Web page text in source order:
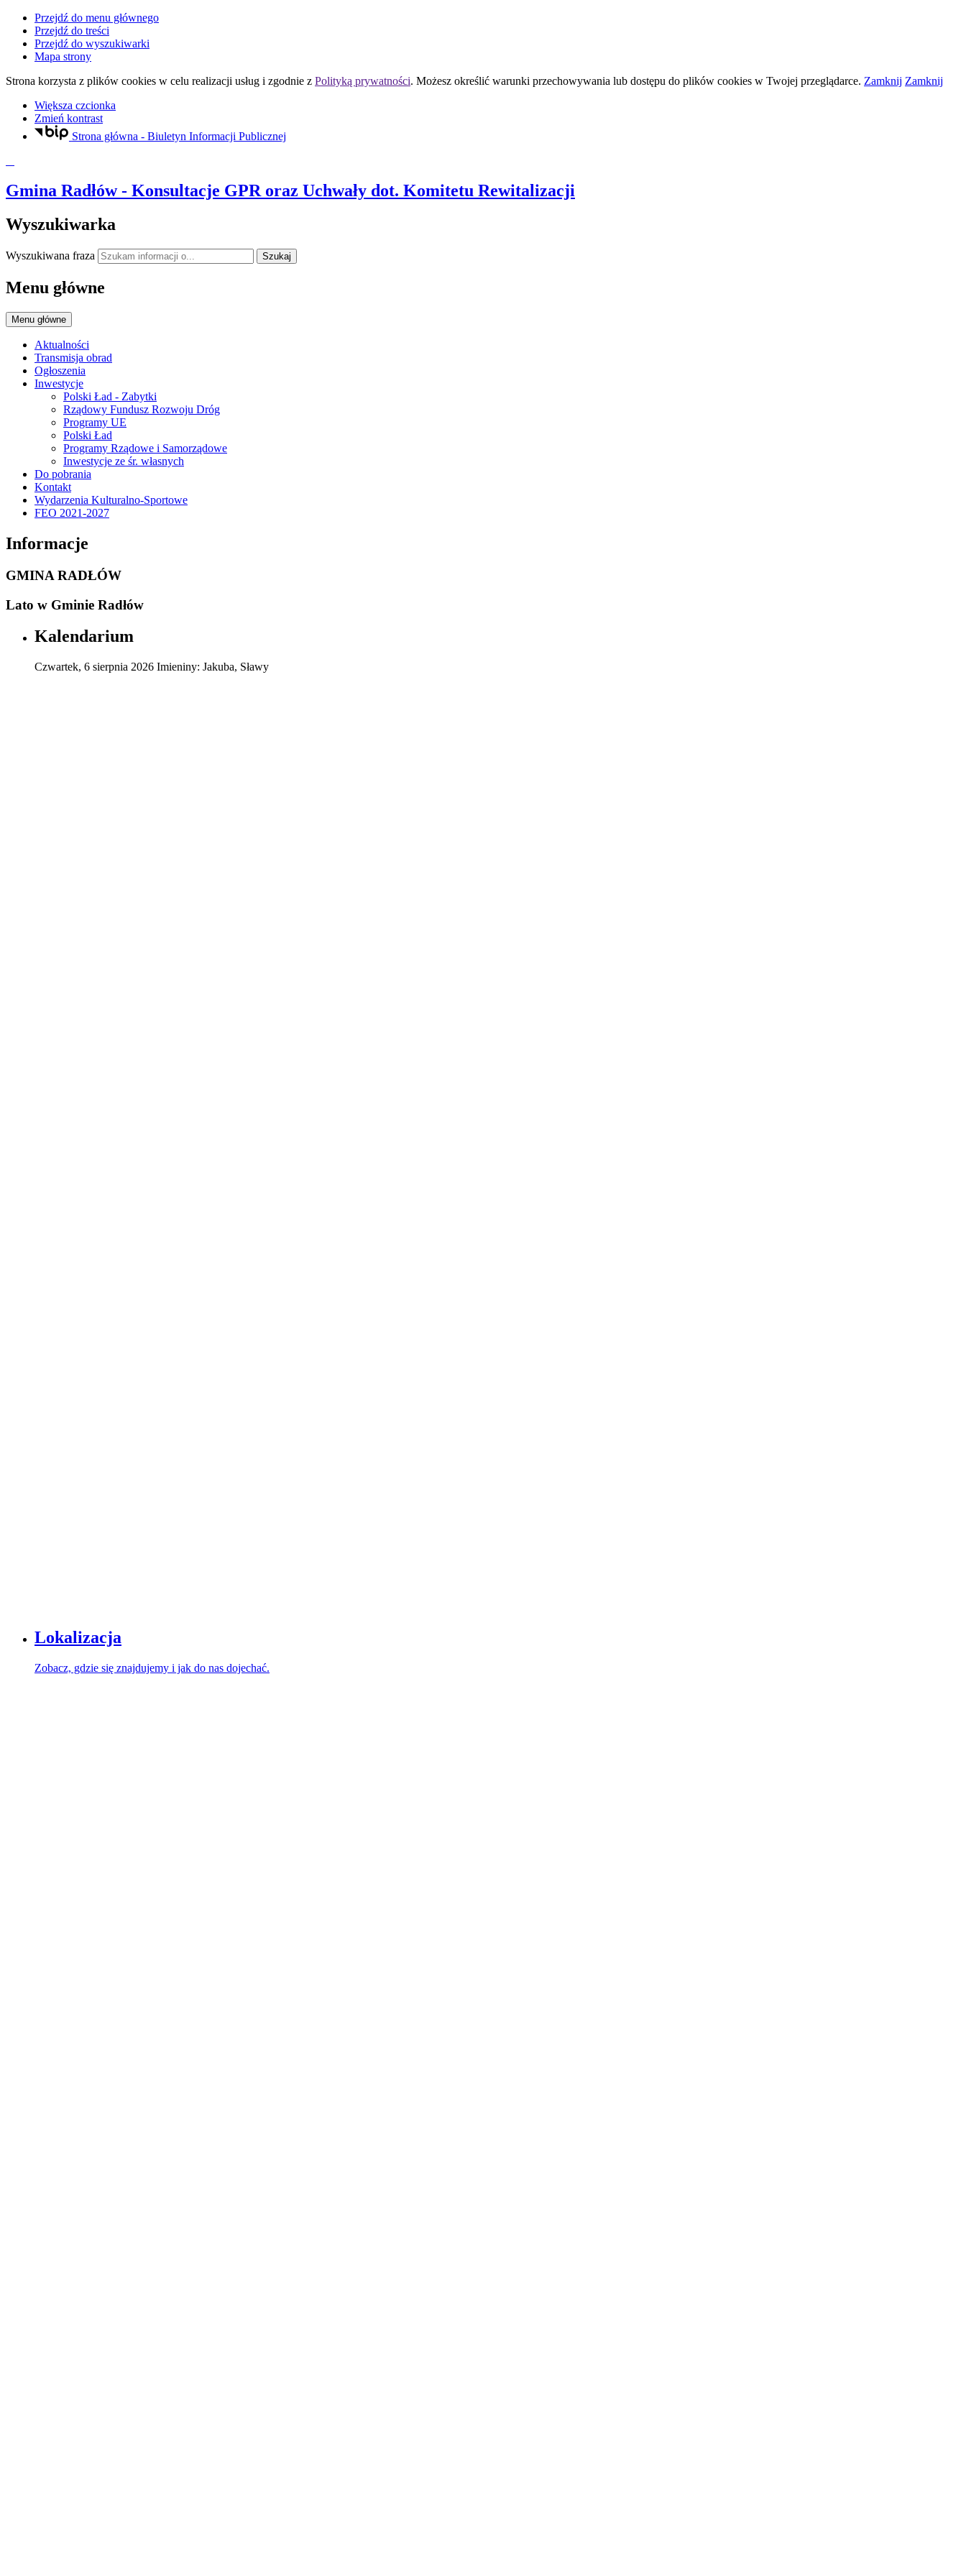
Przejdź do menu głównego
Przejdź do treści
Przejdź do wyszukiwarki
Mapa strony
Strona korzysta z plików cookies w celu realizacji usług i zgodnie z Polityką prywatności. Możesz określić warunki przechowywania lub dostępu do plików cookies w Twojej przeglądarce. Zamknij Zamknij
Większa czcionka
Zmień kontrast
Strona główna - Biuletyn Informacji Publicznej
Gmina Radłów- Konsultacje GPR oraz Uchwały dot. Komitetu Rewitalizacji
Wyszukiwarka
Wyszukiwana fraza Szukaj
Menu główne
Menu główne
Aktualności
Transmisja obrad
Ogłoszenia
Inwestycje
Polski Ład - Zabytki
Rządowy Fundusz Rozwoju Dróg
Programy UE
Polski Ład
Programy Rządowe i Samorządowe
Inwestycje ze śr. własnych
Do pobrania
Kontakt
Wydarzenia Kulturalno-Sportowe
FEO 2021-2027
Informacje
GMINA RADŁÓW
Lato w Gminie Radłów
Kalendarium
Czwartek, 6 sierpnia 2026 Imieniny: Jakuba, Sławy
Lokalizacja
Zobacz, gdzie się znajdujemy i jak do nas dojechać.